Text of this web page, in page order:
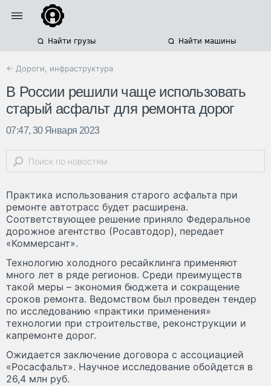
Найти грузы Найти машины
← Дороги, инфраструктура
В России решили чаще использовать
старый асфальт для ремонта дорог
07:47, 30 Января 2023
Практика использования старого асфальта при
ремонте автотрасс будет расширена.
Соответствующее решение приняло Федеральное
дорожное агентство (Росавтодор), передает
«Коммерсант».
Технологию холодного ресайклинга применяют
много лет в ряде регионов. Среди преимуществ
такой меры – экономия бюджета и сокращение
сроков ремонта. Ведомством был проведен тендер
по исследованию «практики применения»
технологии при строительстве, реконструкции и
капремонте дорог.
Ожидается заключение договора с ассоциацией
«Росасфальт». Научное исследование обойдется в
26,4 млн руб.